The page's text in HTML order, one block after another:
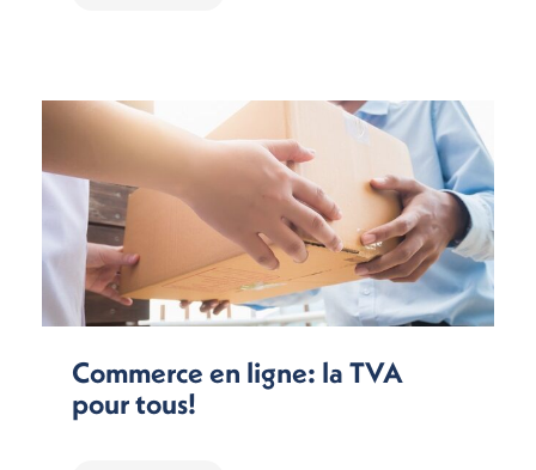
Commerce en ligne: la TVA
pour tous!